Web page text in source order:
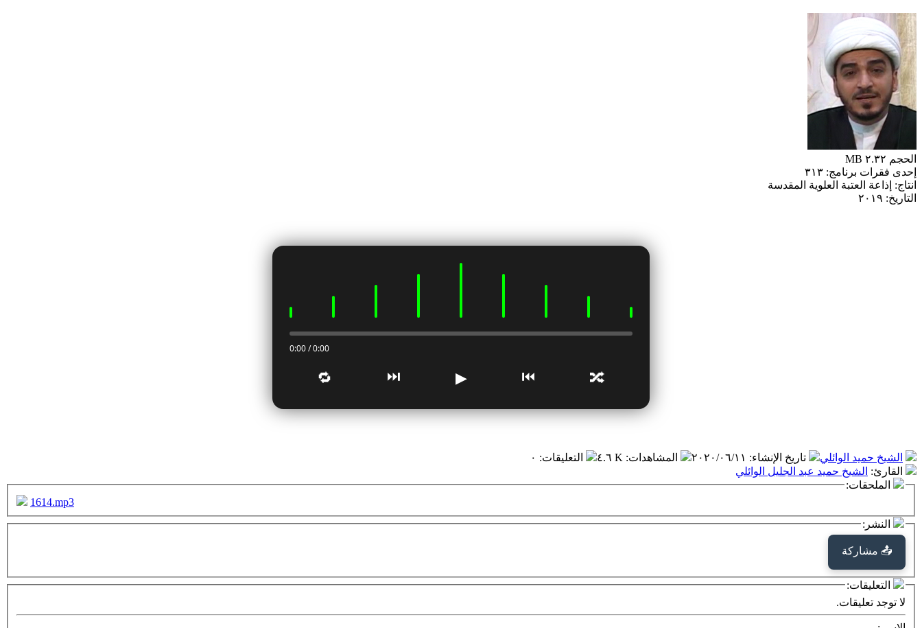
الحجم ٢.٣٢ MB
إحدى فقرات برنامج: ٣١٣
انتاج: إذاعة العتبة العلوية المقدسة
التاريخ: ٢٠١٩
0:00 / 0:00
🔀
⏮
▶
⏭
🔁
الشيخ حميد الوائلي تاريخ الإنشاء: ٢٠٢٠/٠٦/١١ المشاهدات: ٤.٦ K التعليقات: ٠
القارئ: الشيخ حميد عبد الجليل الوائلي
الملحقات:
1614.mp3
النشر:
📤 مشاركة
التعليقات:
لا توجد تعليقات.